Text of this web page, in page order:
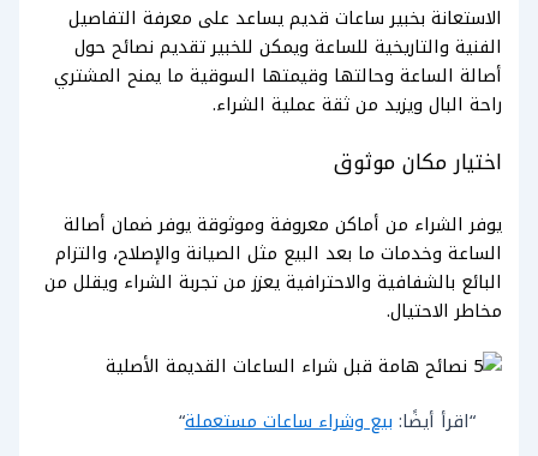
الاستعانة بخبير ساعات قديم يساعد على معرفة التفاصيل
الفنية والتاريخية للساعة ويمكن للخبير تقديم نصائح حول
أصالة الساعة وحالتها وقيمتها السوقية ما يمنح المشتري
راحة البال ويزيد من ثقة عملية الشراء.
اختيار مكان موثوق
يوفر الشراء من أماكن معروفة وموثوقة يوفر ضمان أصالة
الساعة وخدمات ما بعد البيع مثل الصيانة والإصلاح، والتزام
البائع بالشفافية والاحترافية يعزز من تجربة الشراء ويقلل من
مخاطر الاحتيال.
“اقرأ أيضًا: بيع وشراء ساعات مستعملة“